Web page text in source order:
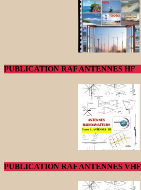
PUBLICATION RAF ANTENNES HF
PUBLICATION RAF ANTENNES VHF